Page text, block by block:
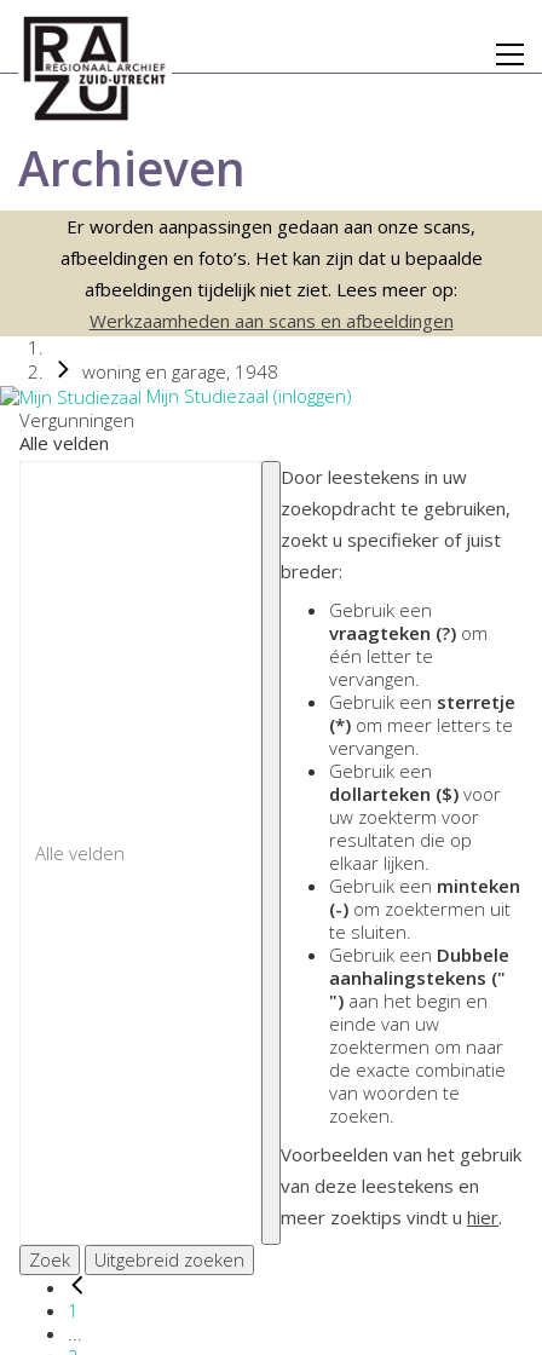
Archieven
Er worden aanpassingen gedaan aan onze scans,
afbeeldingen en foto’s. Het kan zijn dat u bepaalde
afbeeldingen tijdelijk niet ziet. Lees meer op:
Werkzaamheden aan scans en afbeeldingen
woning en garage, 1948
Mijn Studiezaal (inloggen)
Vergunningen
Alle velden
Door leestekens in uw
zoekopdracht te gebruiken,
zoekt u specifieker of juist
breder:
Gebruik een
vraagteken (?) om
één letter te
vervangen.
Gebruik een sterretje
(*) om meer letters te
vervangen.
Gebruik een
dollarteken ($) voor
uw zoekterm voor
resultaten die op
elkaar lijken.
Gebruik een minteken
(-) om zoektermen uit
te sluiten.
Gebruik een Dubbele
aanhalingstekens ("
") aan het begin en
einde van uw
zoektermen om naar
de exacte combinatie
van woorden te
zoeken.
Voorbeelden van het gebruik
van deze leestekens en
meer zoektips vindt u hier.
Zoek
Uitgebreid zoeken
1